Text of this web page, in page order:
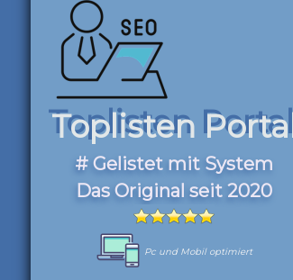
Toplisten Portal
# Gelistet mit System
Das Original seit 2020
Pc und Mobil optimiert